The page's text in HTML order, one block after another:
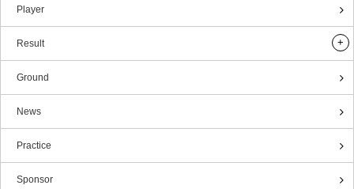
Player
Result
Ground
News
Practice
Sponsor